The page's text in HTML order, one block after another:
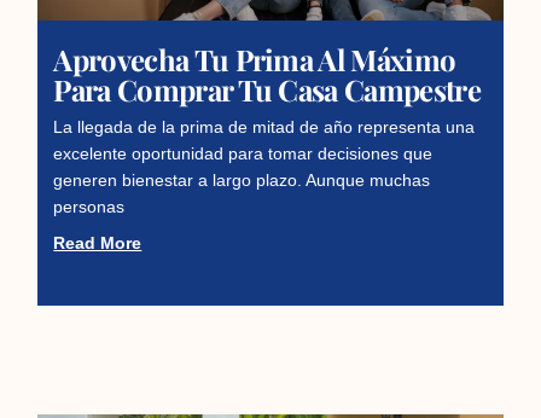
Aprovecha Tu Prima Al Máximo
Para Comprar Tu Casa Campestre
La llegada de la prima de mitad de año representa una
excelente oportunidad para tomar decisiones que
generen bienestar a largo plazo. Aunque muchas
personas
Read More